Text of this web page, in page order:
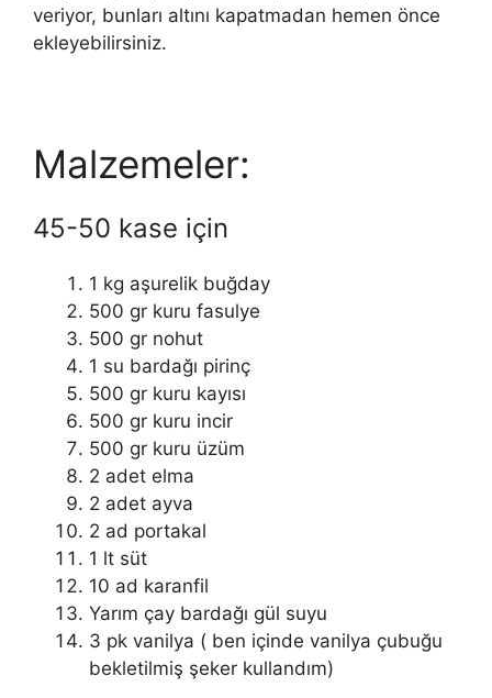
veriyor, bunları altını kapatmadan hemen önce
ekleyebilirsiniz.
Malzemeler:
45-50 kase için
1 kg aşurelik buğday
500 gr kuru fasulye
500 gr nohut
1 su bardağı pirinç
500 gr kuru kayısı
500 gr kuru incir
500 gr kuru üzüm
2 adet elma
2 adet ayva
2 ad portakal
1 lt süt
10 ad karanfil
Yarım çay bardağı gül suyu
3 pk vanilya ( ben içinde vanilya çubuğu
bekletilmiş şeker kullandım)